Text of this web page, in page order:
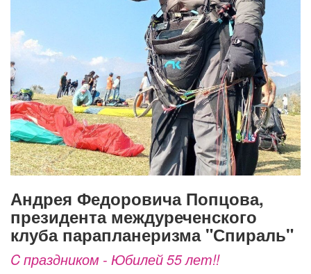
ТВ программа Я - пенсионер
Андрея Федоровича Попцова,
президента междуреченского
клуба парапланеризма "Спираль"
C праздником - Юбилей 55 лет!!